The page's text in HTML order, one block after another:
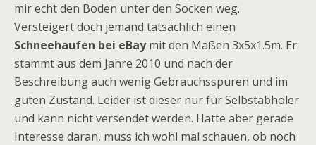
mir echt den Boden unter den Socken weg.
Versteigert doch jemand tatsächlich einen
Schneehaufen bei eBaymit den Maßen 3x5x1.5m. Er
stammt aus dem Jahre 2010 und nach der
Beschreibung auch wenig Gebrauchsspuren und im
guten Zustand. Leider ist dieser nur für Selbstabholer
und kann nicht versendet werden. Hatte aber gerade
Interesse daran, muss ich wohl mal schauen, ob noch